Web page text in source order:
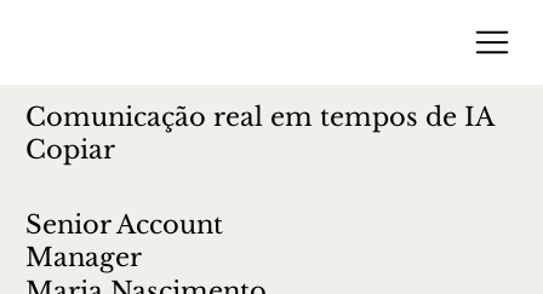
Comunicação real em tempos de IA
Copiar
Senior Account
Manager